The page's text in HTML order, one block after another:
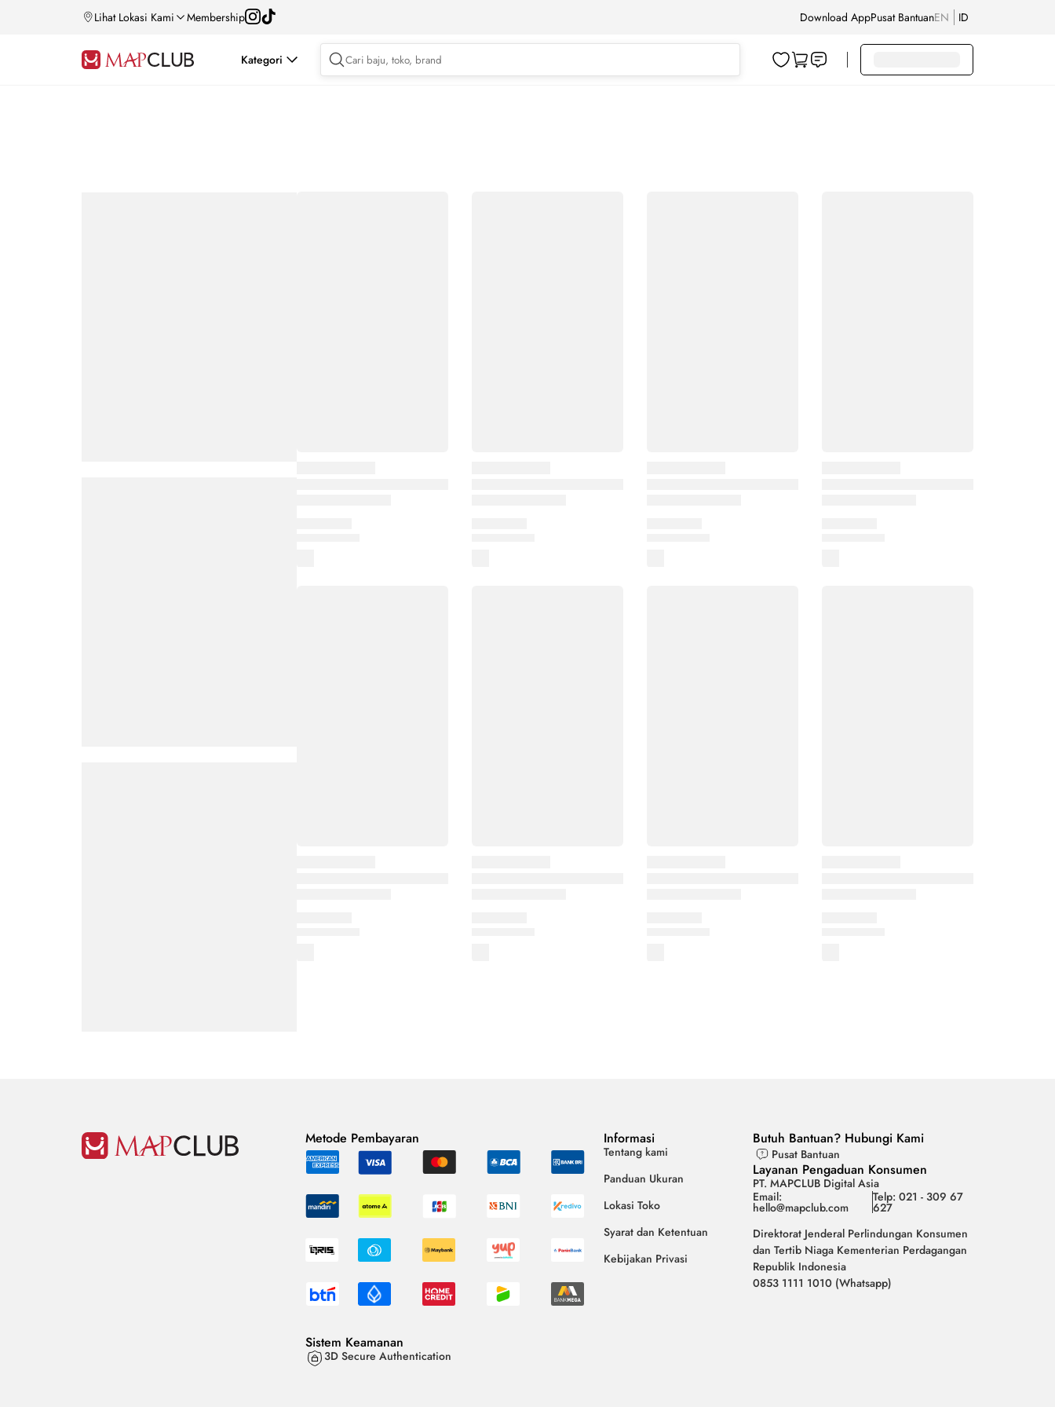
Lihat Lokasi Kami Membership Download AppPusat BantuanEN ID
Kategori
Metode Pembayaran
Sistem Keamanan
3D Secure Authentication
Informasi
Tentang kami
Panduan Ukuran
Lokasi Toko
Syarat dan Ketentuan
Kebijakan Privasi
Butuh Bantuan? Hubungi Kami
Pusat Bantuan
Layanan Pengaduan Konsumen
PT. MAPCLUB Digital Asia
Email:
hello@mapclub.com
Telp: 021 - 309 67
627
Direktorat Jenderal Perlindungan Konsumen
dan Tertib Niaga Kementerian Perdagangan
Republik Indonesia
0853 1111 1010 (Whatsapp)